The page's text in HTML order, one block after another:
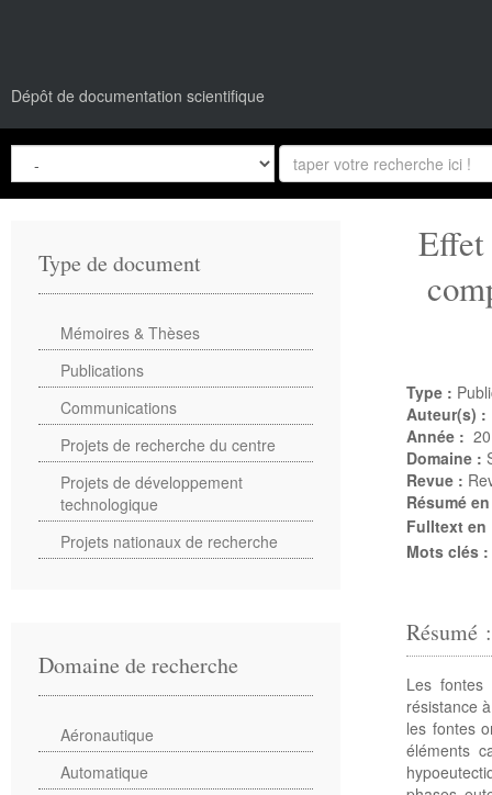
Dépôt de documentation scientifique
Effet
Type :
Auteur(s) :
Année :
Domaine :
Revue :
Résumé
Fulltext en
Mots clés :
Les
résistance
les fontes
éléments
Type de document
Mémoires & Thèses
Publications
Communications
Projets de recherche du centre
Projets de développement
technologique
Projets nationaux de recherche
Domaine de recherche
Aéronautique
Automatique